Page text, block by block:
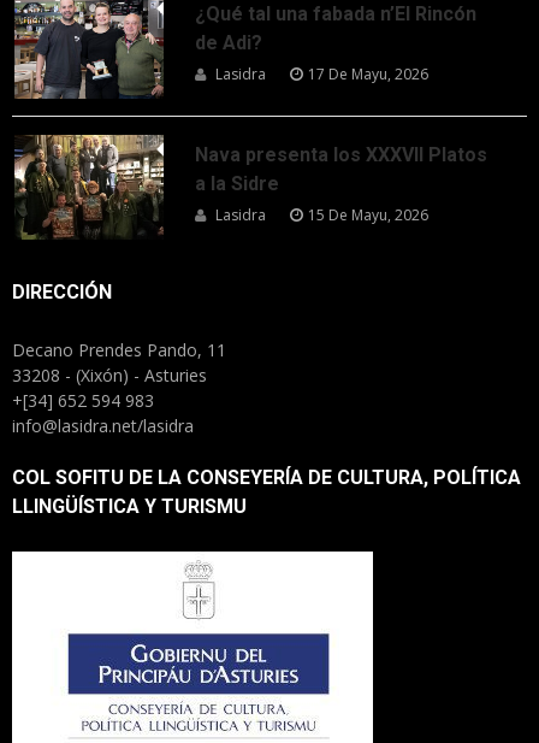
¿Qué tal una fabada n’El Rincón
de Adi?
Lasidra 17 De Mayu, 2026
Nava presenta los XXXVII Platos
a la Sidre
Lasidra 15 De Mayu, 2026
DIRECCIÓN
Decano Prendes Pando, 11
33208 - (Xixón) - Asturies
+[34] 652 594 983
info@lasidra.net/lasidra
COL SOFITU DE LA CONSEYERÍA DE CULTURA, POLÍTICA
LLINGÜÍSTICA Y TURISMU